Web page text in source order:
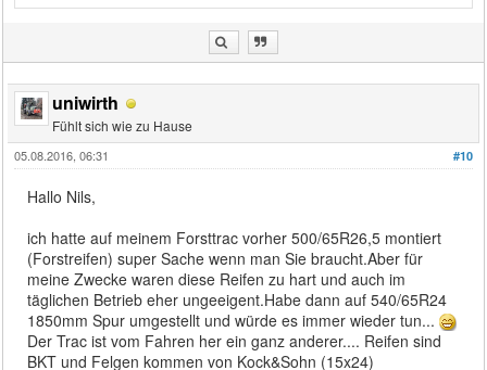
uniwirth
Fühlt sich wie zu Hause
#10
05.08.2016, 06:31
Hallo Nils,
ich hatte auf meinem Forsttrac vorher 500/65R26,5 montiert
(Forstreifen) super Sache wenn man Sie braucht.Aber für
meine Zwecke waren diese Reifen zu hart und auch im
täglichen Betrieb eher ungeeigent.Habe dann auf 540/65R24
1850mm Spur umgestellt und würde es immer wieder tun...
Der Trac ist vom Fahren her ein ganz anderer.... Reifen sind
BKT und Felgen kommen von Kock&Sohn (15x24)